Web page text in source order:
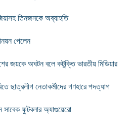
তিনজনকে অব্যাহতি
পেলেন
জয়কে অঘটন বলে কটুক্তি ভারতীয় মিডিয়ার
ছাত্রলীগ নেতাকর্মীদের গণহারে পদত্যাগ
সাবেক ফুটবলার অ্যাগুয়েরো